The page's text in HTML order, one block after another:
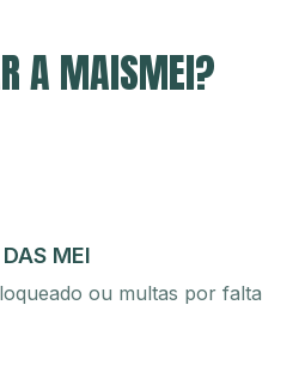
A MAISMEI?
MEI
ou multas por falta